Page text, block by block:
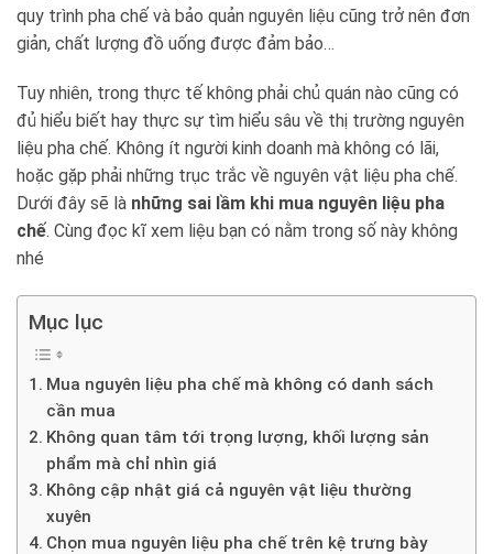
quy trình pha chế và bảo quản nguyên liệu cũng trở nên đơn
giản, chất lượng đồ uống được đảm bảo…
Tuy nhiên, trong thực tế không phải chủ quán nào cũng có
đủ hiểu biết hay thực sự tìm hiểu sâu về thị trường nguyên
liệu pha chế. Không ít người kinh doanh mà không có lãi,
hoặc gặp phải những trục trắc về nguyên vật liệu pha chế.
Dưới đây sẽ là những sai lầm khi mua nguyên liệu pha
chế. Cùng đọc kĩ xem liệu bạn có nằm trong số này không
nhé
Mục lục
Mua nguyên liệu pha chế mà không có danh sách
cần mua
Không quan tâm tới trọng lượng, khối lượng sản
phẩm mà chỉ nhìn giá
Không cập nhật giá cả nguyên vật liệu thường
xuyên
Chọn mua nguyên liệu pha chế trên kệ trưng bày